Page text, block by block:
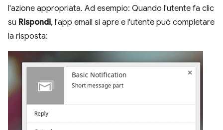
l'azione appropriata. Ad esempio: Quando l'utente fa clic
su Rispondi, l'app email si apre e l'utente può completare
la risposta: